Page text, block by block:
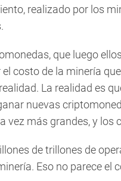
realizado por los
que luego
costo de la minería
La realidad es
nuevas
vez más grandes, y
de trillones de
Eso no parece